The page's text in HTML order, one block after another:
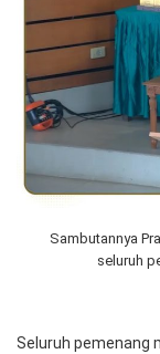
Sambutannya
seluruh
Seluruh pemenang